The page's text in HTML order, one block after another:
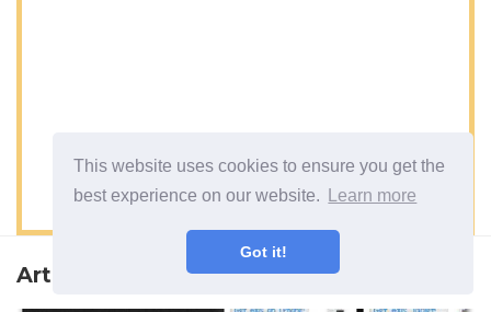
This website uses cookies to ensure you get the
best experience on our website.
Learn more
Got it!
Articolo successivo